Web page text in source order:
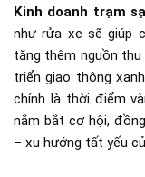
Kinh doanh trạm
như rửa xe sẽ giúp
tăng thêm nguồn
triển giao thông
chính là thời điểm
nắm bắt cơ hội,
– xu hướng tất yếu